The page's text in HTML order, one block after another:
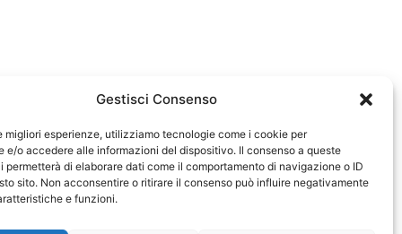
Gestisci Consenso
migliori esperienze, utilizziamo tecnologie come i cookie per
e/o accedere alle informazioni del dispositivo. Il consenso a queste
permetterà di elaborare dati come il comportamento di navigazione o ID
sito. Non acconsentire o ritirare il consenso può influire negativamente
e funzioni.